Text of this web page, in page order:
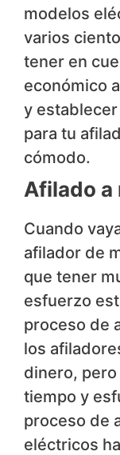
modelos
varios
tener en
económico
y
para tu
cómodo.
Afilado a
Cuando
afilador de
que tener
esfuerzo
proceso de
los
dinero,
tiempo y
proceso de
eléctricos